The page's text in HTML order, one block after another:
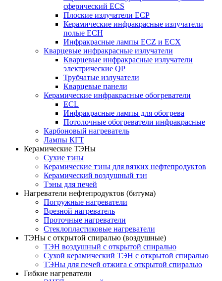
сферический ECS
Плоские излучатели ECP
Керамические инфракрасные излучатели
полые ECH
Инфракрасные лампы ECZ и ECX
Кварцевые инфракрасные излучатели
Кварцевые инфракрасные излучатели
электрические QP
Трубчатые излучатели
Кварцевые панели
Керамические инфракрасные обогреватели
ECL
Инфракрасные лампы для обогрева
Потолочные обогреватели инфракрасные
Карбоновый нагреватель
Лампы КГТ
Керамические ТЭНы
Сухие тэны
Керамические тэны для вязких нефтепродуктов
Керамический воздушный тэн
Тэны для печей
Нагреватели нефтепродуктов (битума)
Погружные нагреватели
Врезной нагреватель
Проточные нагреватели
Стеклопластиковые нагреватели
ТЭНы с открытой спиралью (воздушные)
ТЭН воздушный с открытой спиралью
Сухой керамический ТЭН с открытой спиралью
ТЭНы для печей отжига с открытой спиралью
Гибкие нагреватели